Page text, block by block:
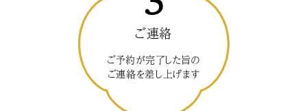
ご連絡
ご予約が完了した旨の
ご連絡を差し上げます